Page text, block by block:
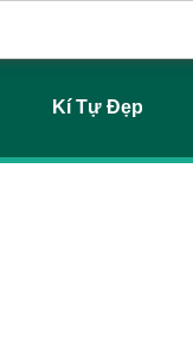
Kí Tự Đẹp